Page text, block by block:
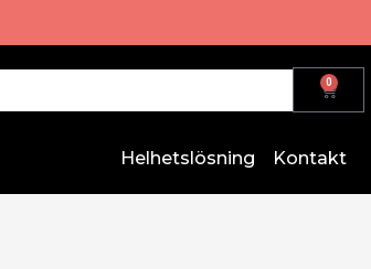
0
Helhetslösning Kontakt